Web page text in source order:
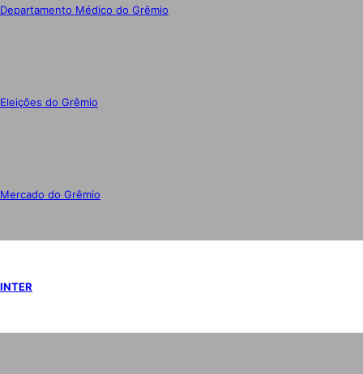
Departamento Médico do Grêmio
Eleições do Grêmio
Mercado do Grêmio
INTER